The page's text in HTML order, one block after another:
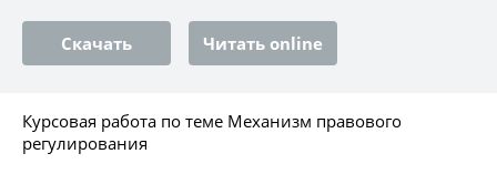
Скачать Читать online
Курсовая работа по теме Механизм правового
регулирования